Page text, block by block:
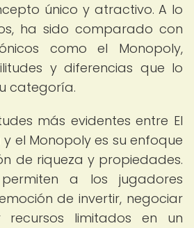
único y atractivo. A lo
ha sido comparado con
como el Monopoly,
y diferencias que lo
categoría.
más evidentes entre El
el Monopoly es su enfoque
de riqueza y propiedades.
a los jugadores
de invertir, negociar
limitados en un